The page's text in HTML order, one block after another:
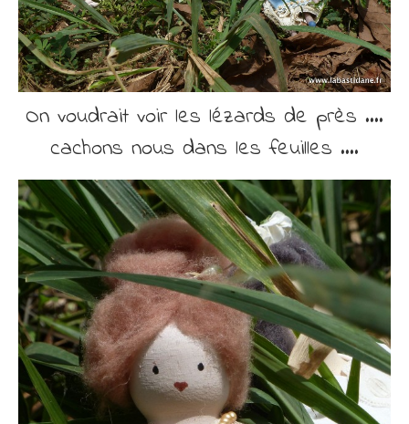
On voudrait voir les lézards de près ….
cachons nous dans les feuilles ….